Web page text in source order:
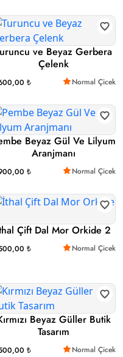
ve Beyaz Gerbera
Çelenk
₺ Normal Çicek
Beyaz Gül Ve Lilyum
Aranjmanı
₺ Normal Çicek
Çift Dal Mor Orkide 2
₺ Normal Çicek
Beyaz Güller Butik
Tasarım
₺ Normal Çicek